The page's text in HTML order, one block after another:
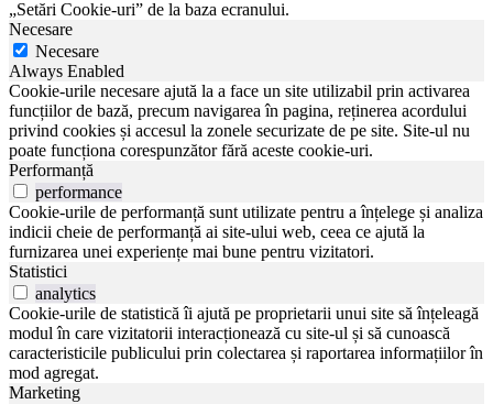
„Setări Cookie-uri” de la baza ecranului.
Necesare
Necesare
Always Enabled
Cookie-urile necesare ajută la a face un site utilizabil prin activarea
funcțiilor de bază, precum navigarea în pagina, reținerea acordului
privind cookies și accesul la zonele securizate de pe site. Site-ul nu
poate funcționa corespunzător fără aceste cookie-uri.
Performanță
performance
Cookie-urile de performanță sunt utilizate pentru a înțelege și analiza
indicii cheie de performanță ai site-ului web, ceea ce ajută la
furnizarea unei experiențe mai bune pentru vizitatori.
Statistici
analytics
Cookie-urile de statistică îi ajută pe proprietarii unui site să înțeleagă
modul în care vizitatorii interacționează cu site-ul și să cunoască
caracteristicile publicului prin colectarea și raportarea informațiilor în
mod agregat.
Marketing